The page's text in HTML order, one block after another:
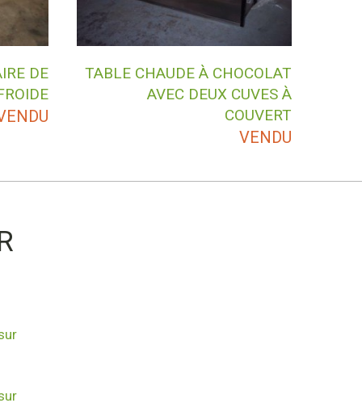
DE
TABLE CHAUDE À CHOCOLAT
AVEC DEUX CUVES À
COUVERT
VENDU